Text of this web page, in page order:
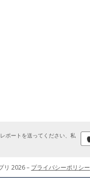
ポートを送ってください、私
リ 2026– プライバシーポリシー